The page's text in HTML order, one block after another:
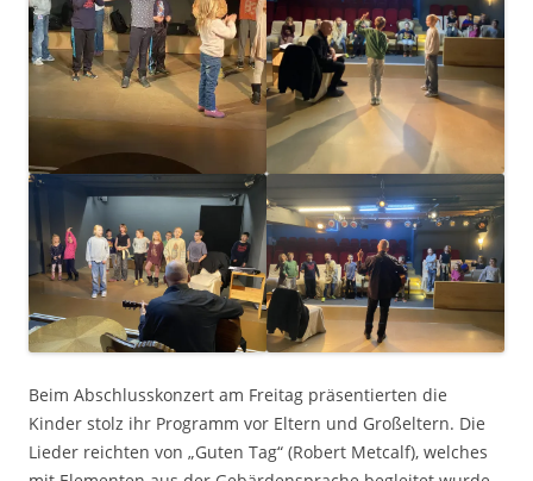
Beim Abschlusskonzert am Freitag präsentierten die
Kinder stolz ihr Programm vor Eltern und Großeltern. Die
Lieder reichten von „Guten Tag“ (Robert Metcalf), welches